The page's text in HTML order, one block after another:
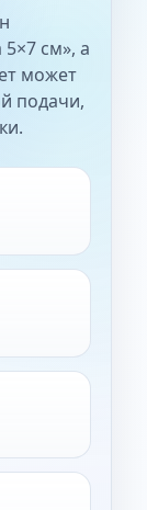
см», а
может
подачи,